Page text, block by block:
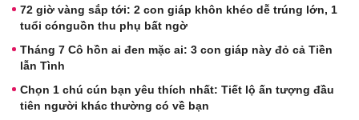
72 giờ vàng sắp tới: 2 con giáp khôn khéo dễ trúng lớn, 1
tuổi cónguồn thu phụ bất ngờ
Tháng 7 Cô hồn ai đen mặc ai: 3 con giáp này đỏ cả Tiền
lẫn Tình
Chọn 1 chú cún bạn yêu thích nhất: Tiết lộ ấn tượng đầu
tiên người khác thường có về bạn